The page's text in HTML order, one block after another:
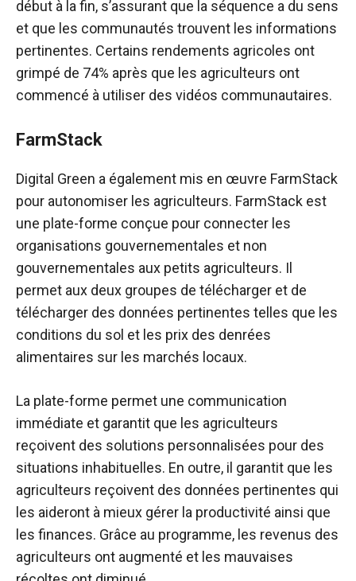
début à la fin, s’assurant que la séquence a du sens
et que les communautés trouvent les informations
pertinentes. Certains rendements agricoles ont
grimpé de 74% après que les agriculteurs ont
commencé à utiliser des vidéos communautaires.
FarmStack
Digital Green a également mis en œuvre FarmStack
pour autonomiser les agriculteurs. FarmStack est
une plate-forme conçue pour connecter les
organisations gouvernementales et non
gouvernementales aux petits agriculteurs. Il
permet aux deux groupes de télécharger et de
télécharger des données pertinentes telles que les
conditions du sol et les prix des denrées
alimentaires sur les marchés locaux.
La plate-forme permet une communication
immédiate et garantit que les agriculteurs
reçoivent des solutions personnalisées pour des
situations inhabituelles. En outre, il garantit que les
agriculteurs reçoivent des données pertinentes qui
les aideront à mieux gérer la productivité ainsi que
les finances. Grâce au programme, les revenus des
agriculteurs ont augmenté et les mauvaises